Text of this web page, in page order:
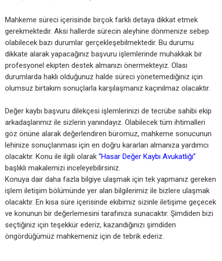
Mahkeme süreci içerisinde birçok farklı detaya dikkat etmek
gerekmektedir. Aksi hallerde sürecin aleyhine dönmenize sebep
olabilecek bazı durumlar gerçekleşebilmektedir. Bu durumu
dikkate alarak yapacağınız başvuru işlemlerinde muhakkak bir
profesyonel ekipten destek almanızı önermekteyiz. Olası
durumlarda haklı olduğunuz halde süreci yönetemediğiniz için
olumsuz birtakım sonuçlarla karşılaşmanız kaçınılmaz olacaktır.
Değer kaybı başvuru dilekçesi işlemlerinizi de tecrübe sahibi ekip
arkadaşlarımız ile sizlerin yanındayız. Olabilecek tüm ihtimalleri
göz önüne alarak değerlendiren büromuz, mahkeme sonucunun
lehinize sonuçlanması için en doğru kararları almanıza yardımcı
olacaktır. Konu ile ilgili olarak “Hasar Değer Kaybı Avukatlığı”
başlıklı makalemizi inceleyebilirsiniz.
Konuya dair daha fazla bilgiye ulaşmak için tek yapmanız gereken
işlem iletişim bölümünde yer alan bilgilerimiz ile bizlere ulaşmak
olacaktır. En kısa süre içerisinde ekibimiz sizinle iletişime geçecek
ve konunun bir değerlemesini tarafınıza sunacaktır. Şimdiden bizi
seçtiğiniz için teşekkür ederiz, kazandığınızı şimdiden
öngördüğümüz mahkemeniz için de tebrik ederiz.